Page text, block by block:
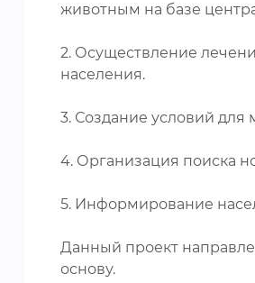
животным на базе
2. Осуществление
населения.
3. Создание условий
4. Организация поиска
5. Информирование
Данный проект
основу.